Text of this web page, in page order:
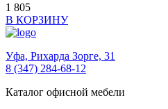
1 805
В КОРЗИНУ
Уфа, Рихарда Зорге, 31
8 (347) 284-68-12
Каталог офисной мебели